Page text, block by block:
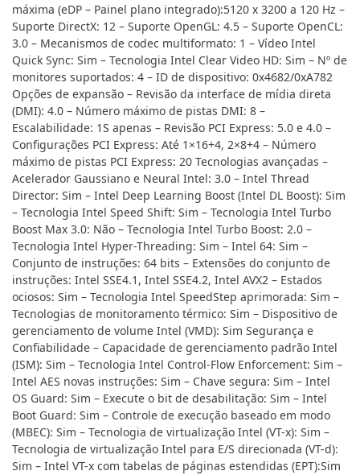
máxima (eDP – Painel plano integrado):5120 x 3200 a 120 Hz –
Suporte DirectX: 12 – Suporte OpenGL: 4.5 – Suporte OpenCL:
3.0 – Mecanismos de codec multiformato: 1 – Vídeo Intel
Quick Sync: Sim – Tecnologia Intel Clear Video HD: Sim – Nº de
monitores suportados: 4 – ID de dispositivo: 0x4682/0xA782
Opções de expansão – Revisão da interface de mídia direta
(DMI): 4.0 – Número máximo de pistas DMI: 8 –
Escalabilidade: 1S apenas – Revisão PCI Express: 5.0 e 4.0 –
Configurações PCI Express: Até 1×16+4, 2×8+4 – Número
máximo de pistas PCI Express: 20 Tecnologias avançadas –
Acelerador Gaussiano e Neural Intel: 3.0 – Intel Thread
Director: Sim – Intel Deep Learning Boost (Intel DL Boost): Sim
– Tecnologia Intel Speed ​​Shift: Sim – Tecnologia Intel Turbo
Boost Max 3.0: Não – Tecnologia Intel Turbo Boost: 2.0 –
Tecnologia Intel Hyper-Threading: Sim – Intel 64: Sim –
Conjunto de instruções: 64 bits – Extensões do conjunto de
instruções: Intel SSE4.1, Intel SSE4.2, Intel AVX2 – Estados
ociosos: Sim – Tecnologia Intel SpeedStep aprimorada: Sim –
Tecnologias de monitoramento térmico: Sim – Dispositivo de
gerenciamento de volume Intel (VMD): Sim Segurança e
Confiabilidade – Capacidade de gerenciamento padrão Intel
(ISM): Sim – Tecnologia Intel Control-Flow Enforcement: Sim –
Intel AES novas instruções: Sim – Chave segura: Sim – Intel
OS Guard: Sim – Execute o bit de desabilitação: Sim – Intel
Boot Guard: Sim – Controle de execução baseado em modo
(MBEC): Sim – Tecnologia de virtualização Intel (VT-x): Sim –
Tecnologia de virtualização Intel para E/S direcionada (VT-d):
Sim – Intel VT-x com tabelas de páginas estendidas (EPT):Sim